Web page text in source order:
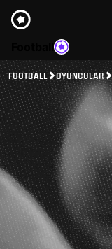
FOOTBALL OYUNCULAR